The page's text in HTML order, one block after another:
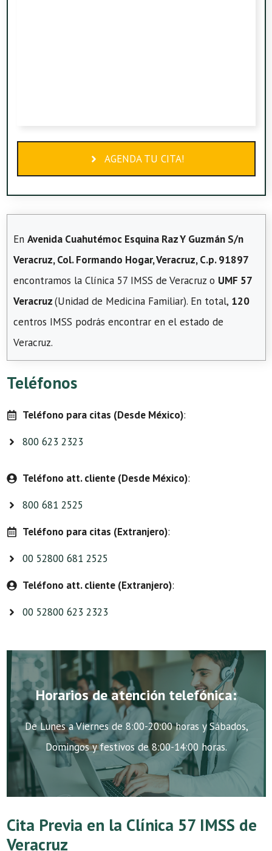
AGENDA TU CITA!
En Avenida Cuahutémoc Esquina Raz Y Guzmán S/n
Veracruz, Col. Formando Hogar, Veracruz, C.p. 91897
encontramos la Clínica 57 IMSS de Veracruz o UMF 57
Veracruz(Unidad de Medicina Familiar). En total, 120
centros IMSS podrás encontrar en el estado de
Veracruz.
Teléfonos
Teléfono para citas (Desde México):
800 623 2323
Teléfono att. cliente (Desde México):
800 681 2525
Teléfono para citas (Extranjero):
00 52800 681 2525
Teléfono att. cliente (Extranjero):
00 52800 623 2323
Horarios de atención telefónica:
De Lunes a Viernes de 8:00-20:00 horas y Sábados,
Domingos y festivos de 8:00-14:00 horas.
Cita Previa en la Clínica 57 IMSS de
Veracruz